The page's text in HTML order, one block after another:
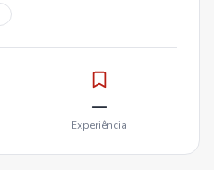
—
Experiência